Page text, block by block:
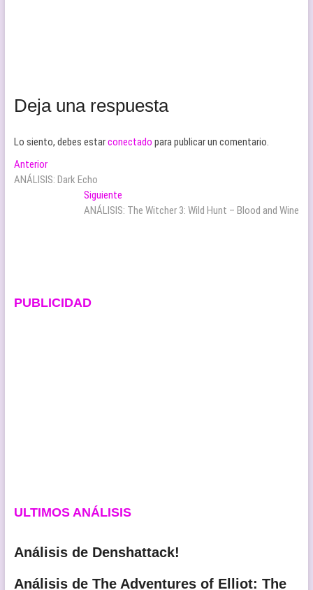
Deja una respuesta
Lo siento, debes estarconectado para publicar un comentario.
Navegación
de
entradas
AnteriorEntrada
anterior:
ANÁLISIS: Dark Echo
Siguiente
siguiente:
ANÁLISIS: The Witcher 3: Wild Hunt – Blood and Wine
PUBLICIDAD
ULTIMOS ANÁLISIS
Análisis de Denshattack!
Análisis de The Adventures of Elliot: The